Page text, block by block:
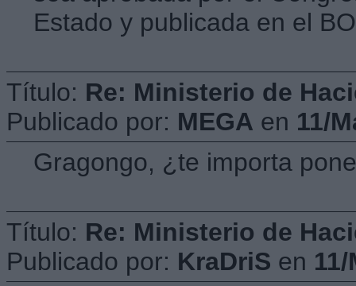
Estado y publicada en el
Título: Re: Ministerio de
Publicado por: MEGA en 11/
Gragongo, ¿te importa
Título: Re: Ministerio de
Publicado por: KraDriS en